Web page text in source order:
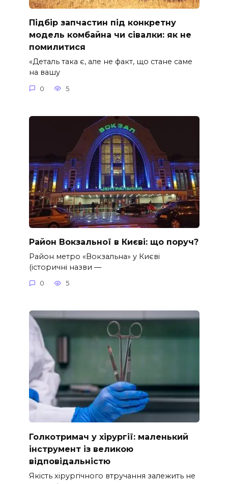
Підбір запчастин під конкретну
модель комбайна чи сівалки: як не
помилитися
«Деталь така є, але не факт, що стане саме
на вашу
0 5
Район Вокзальної в Києві: що поруч?
Район метро «Вокзальна» у Києві
(історичні назви —
0 5
Голкотримач у хірургії: маленький
інструмент із великою
відповідальністю
Якість хірургічного втручання залежить не